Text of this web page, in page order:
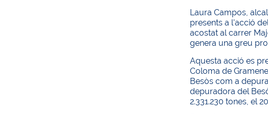
Laura Campos,
presents a l'acció
acostat al carrer
genera una greu
Aquesta acció es
Coloma de
Besòs com a
depuradora del
2.331.230 tones, el